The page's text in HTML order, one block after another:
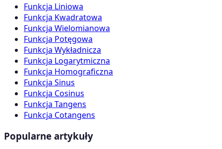
Funkcja Liniowa
Funkcja Kwadratowa
Funkcja Wielomianowa
Funkcja Potęgowa
Funkcja Wykładnicza
Funkcja Logarytmiczna
Funkcja Homograficzna
Funkcja Sinus
Funkcja Cosinus
Funkcja Tangens
Funkcja Cotangens
Popularne artykuły